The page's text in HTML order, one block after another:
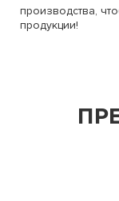
производства,
продукции!